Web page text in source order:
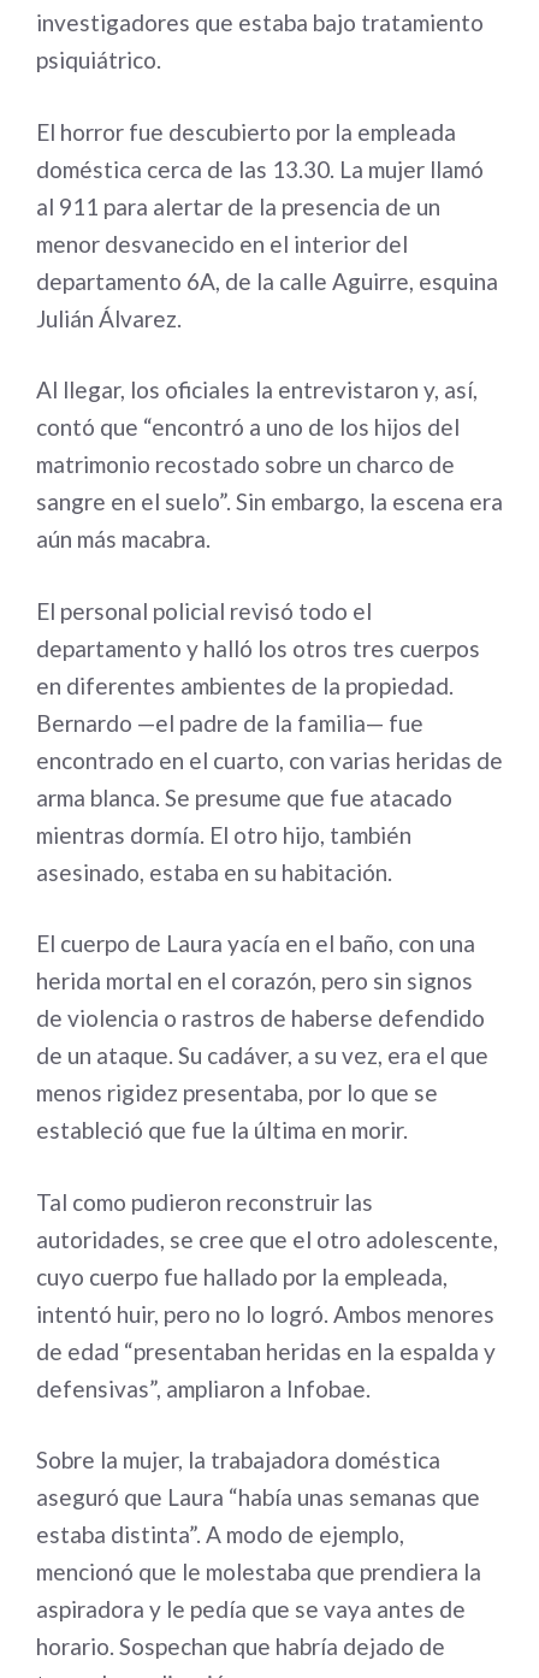
investigadores que estaba bajo tratamiento
psiquiátrico.
El horror fue descubierto por la empleada
doméstica cerca de las 13.30. La mujer llamó
al 911 para alertar de la presencia de un
menor desvanecido en el interior del
departamento 6A, de la calle Aguirre, esquina
Julián Álvarez.
Al llegar, los oficiales la entrevistaron y, así,
contó que “encontró a uno de los hijos del
matrimonio recostado sobre un charco de
sangre en el suelo”. Sin embargo, la escena era
aún más macabra.
El personal policial revisó todo el
departamento y halló los otros tres cuerpos
en diferentes ambientes de la propiedad.
Bernardo —el padre de la familia— fue
encontrado en el cuarto, con varias heridas de
arma blanca. Se presume que fue atacado
mientras dormía. El otro hijo, también
asesinado, estaba en su habitación.
El cuerpo de Laura yacía en el baño, con una
herida mortal en el corazón, pero sin signos
de violencia o rastros de haberse defendido
de un ataque. Su cadáver, a su vez, era el que
menos rigidez presentaba, por lo que se
estableció que fue la última en morir.
Tal como pudieron reconstruir las
autoridades, se cree que el otro adolescente,
cuyo cuerpo fue hallado por la empleada,
intentó huir, pero no lo logró. Ambos menores
de edad “presentaban heridas en la espalda y
defensivas”, ampliaron a Infobae.
Sobre la mujer, la trabajadora doméstica
aseguró que Laura “había unas semanas que
estaba distinta”. A modo de ejemplo,
mencionó que le molestaba que prendiera la
aspiradora y le pedía que se vaya antes de
horario. Sospechan que habría dejado de